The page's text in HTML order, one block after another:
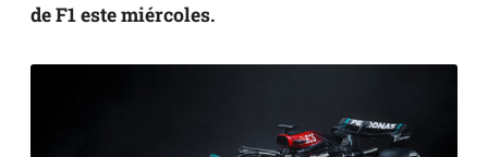
de F1 este miércoles.